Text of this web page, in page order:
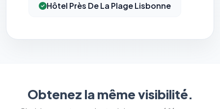
Hôtel Près De La Plage Lisbonne
Obtenez la même visibilité.